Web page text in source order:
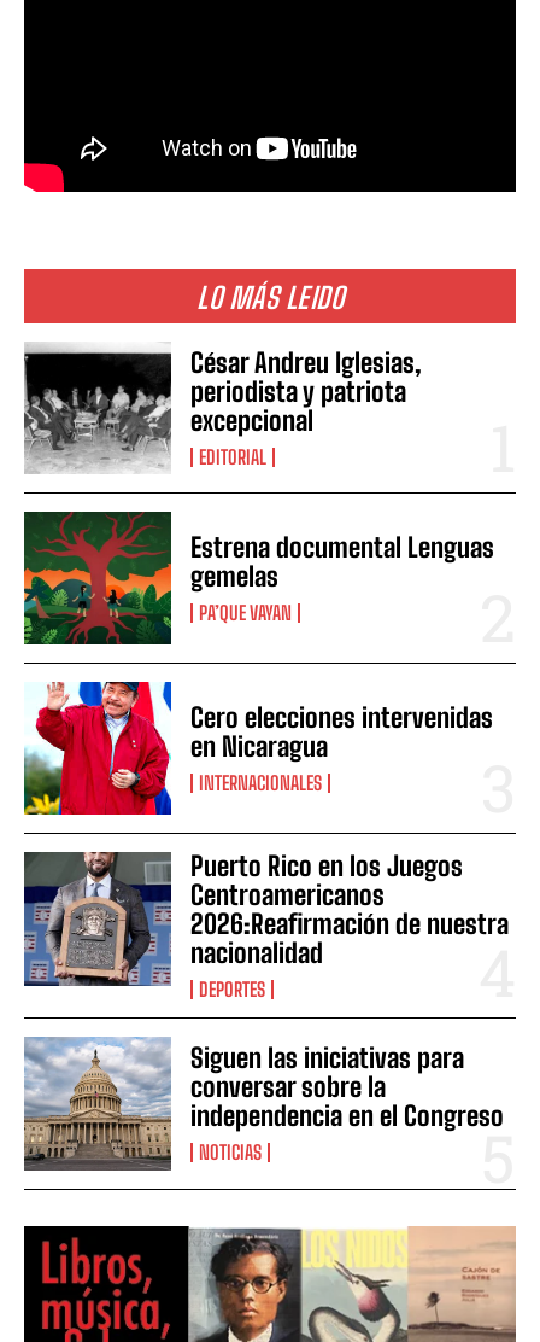
LO MÁS LEIDO
César Andreu Iglesias,
periodista y patriota
excepcional
EDITORIAL
Estrena documental Lenguas
gemelas
PA’QUE VAYAN
Cero elecciones intervenidas
en Nicaragua
INTERNACIONALES
Puerto Rico en los Juegos
Centroamericanos
2026:Reafirmación de nuestra
nacionalidad
DEPORTES
Siguen las iniciativas para
conversar sobre la
independencia en el Congreso
NOTICIAS